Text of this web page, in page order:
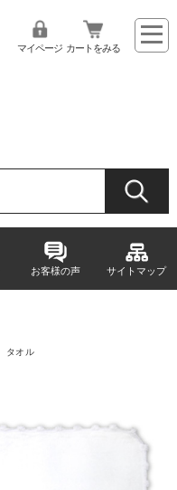
マイページ カートをみる
お客様の声 サイトマップ
タオル